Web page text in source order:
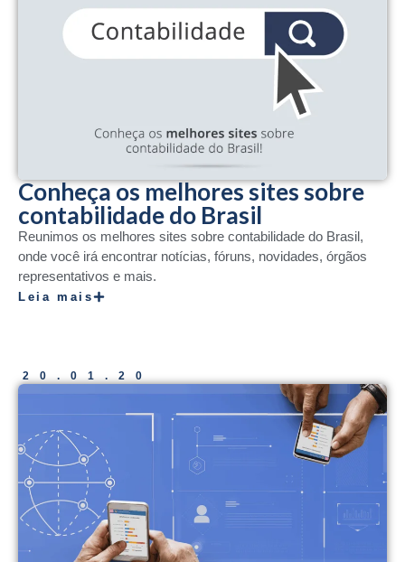
Conheça os melhores sites sobre
contabilidade do Brasil
Reunimos os melhores sites sobre contabilidade do Brasil,
onde você irá encontrar notícias, fóruns, novidades, órgãos
representativos e mais.
Leia mais
20.01.20